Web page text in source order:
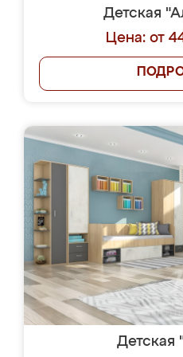
Детская
Цена: от
Детская